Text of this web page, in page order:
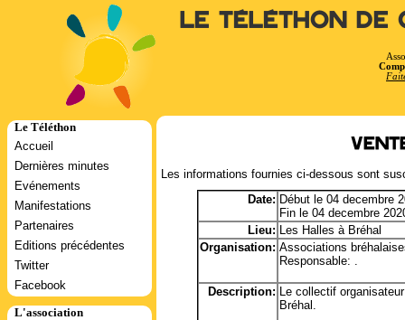
Le Téléthon de
Le Téléthon
Accueil
Dernières minutes
Evénements
Manifestations
Partenaires
Editions précédentes
Twitter
Facebook
L'association
Les informations fournies ci-dessous sont
Date: Début le 04 decembre
Fin le 04 decembre
Lieu: Les Halles à Bréhal
Organisation: Associations
Responsable: .
Description: Le collectif
Bréhal.